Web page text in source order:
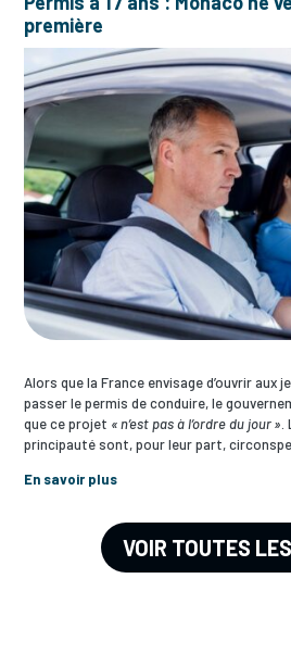
première
Alors que la France envisage d’ouvrir aux
passer le permis de conduire, le
que ce projet « n’est pas à l’ordre du jour »
principauté sont, pour leur part,
En savoir plus
VOIR TOUTES